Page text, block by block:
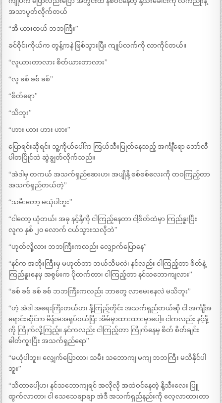
အသာပွတ်လိုက်တယ်
“အိ ယားတယ် ဘဘကြီး”
ခင်ဝိုင်းကိုယ်က တွန့်ကနဲ ဖြစ်သွားပြီး ကျုပ်လက်ကို လာကိုင်တယ်။
“လူယားတာလား စိတ်ယားတာလား”
“လူ ခစ် ခစ် ခစ်”
“စိတ်ရော”
“သိဘူး”
“ဟား ဟား ဟား ဟား”
ပြောရင်းဆိုရင်း သူ့ကိုယ်ပေါ်က ကြယ်သီးပြုတ်နေသည့် အင်္ကျီရော ဘော်လီ
ပါတပြိုင်ထဲ ဆွဲချွတ်လိုက်သည်။
“အဲဒါမှ တကယ် အသက်ရှည်ဆေးဟ၊ အပျိုနို့ စစ်စစ်လေးကို တဝကြည့်တာ
အသက်ရှည်တယ်တဲ့”
“သမီးတော့ မယုံပါဘူး”
“ငါတော့ ယုံတယ်၊ အခု နင့်နို့ကို ငါကြည့်နေတာ ငါ့စိတ်ထဲမှာ ကြည်နူးပြီး
လူက နှစ် ၂၀ လောက် ငယ်သွားသလိုဘဲ”
“ဟုတ်လို့လား ဘဘကြီးကလည်း လျှောက်ပြောနေ”
“နင်က အဘိုးကြီးမှ မဟုတ်တာ ဘယ်သိမလဲ၊ နင်လည်း ငါကြည့်တာ စိတ်နဲ့
ကြည်နူးနေမှ အစွမ်းက ပိုထက်တာ၊ ငါကြည့်တာ နင်သဘောကျလား”
“ခစ် ခစ် ခစ် ခစ် ဘဘကြီးကလည်း ဘာတွေ လာမေးနေလဲ မသိဘူး”
“ဟဲ့ အဲဒါ အရေးကြီးတယ်ဟ၊ နို့ကြည့်တိုင်း အသက်ရှည်တယ်ဆို ငါ အင်္ကျီအ
ရောင်းဆိုင်က မိန်းမအရုပ်ဝယ်ပြီး အိမ်မှာထားထားမှာပေါ့။ ငါကလည်း နင့်နို့
ကို ကြိုက်လို့ကြည့်။ နင်ကလည်း ငါကြည့်တာ ကြိုက်နေမှ စိတ် စိတ်ချင်း
ဓါတ်ကူးပြီး အသက်ရှည်ရော”
“မယုံပါဘူး၊ လျှေက်ပြောတာ၊ သမီး သဘောကျ မကျ ဘဘကြီး မသိနိုင်ပါ
ဘူး”
“သိတာပေါ့ဟ၊ နင်သဘောကျရင် အလိုလို အထဲဝင်နေတဲ့ နို့သီးလေး ပြူ
ထွက်လာတာ၊ ငါ သေသေချာချာ အဲဒီ အသက်ရှည်နည်းကို လေ့လာထားတာ